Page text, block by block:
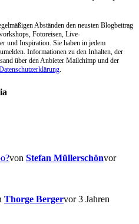
Abständen den neusten Blogbeitrag
Fotoreisen, Live-
und Inspiration. Sie haben in jedem
Informationen zu den Inhalten, der
über den Anbieter Mailchimp und der
.
von Stefan Müllerschönvor
Thorge Bergervor 3 Jahren